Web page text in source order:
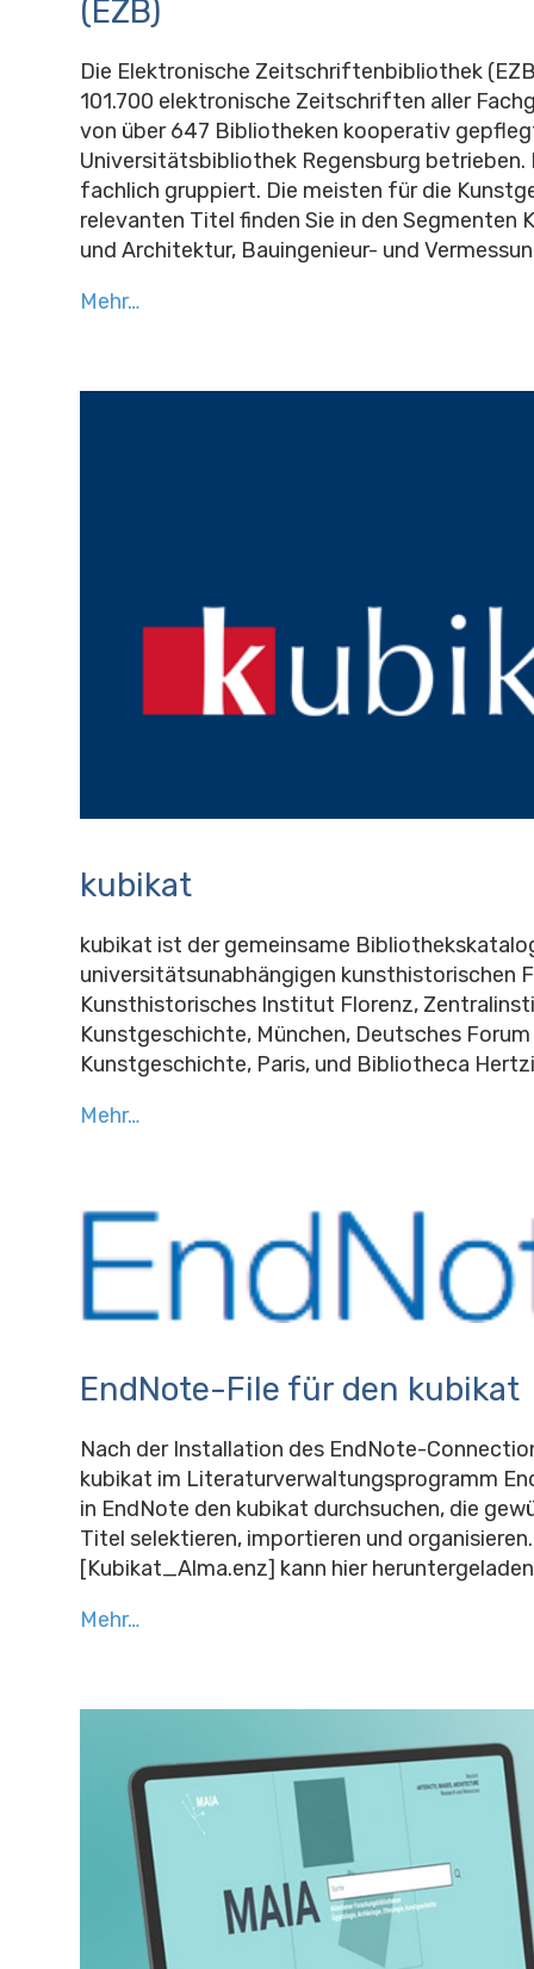
(EZB)
Die Elektronische Zeitschriftenbibliothek
101.700 elektronische Zeitschriften aller
von über 647 Bibliotheken kooperativ
Universitätsbibliothek Regensburg betrieben.
fachlich gruppiert. Die meisten für die
relevanten Titel finden Sie in den Segmenten
und Architektur, Bauingenieur- und
Mehr…
kubikat
kubikat ist der gemeinsame
universitätsunabhängigen kunsthistorischen
Kunsthistorisches Institut Florenz,
Kunstgeschichte, München, Deutsches
Kunstgeschichte, Paris, und Bibliotheca
Mehr…
EndNote-File für den kubikat
Nach der Installation des EndNote-
kubikat im Literaturverwaltungsprogramm
in EndNote den kubikat durchsuchen, die
Titel selektieren, importieren und
[Kubikat_Alma.enz] kann hier
Mehr…